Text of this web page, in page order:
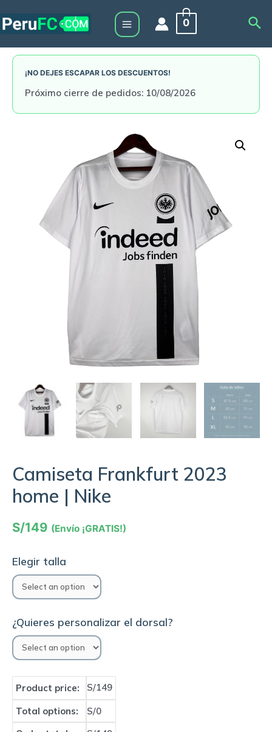
to
Main
Menu
0
¡NO DEJES ESCAPAR LOS DESCUENTOS!
Próximo cierre de pedidos: 10/08/2026
Camiseta Frankfurt 2023
home | Nike
S/149 (Envío ¡GRATIS!)
Elegir talla
¿Quieres personalizar el dorsal?
Product price: S/149
Total options:
S/0